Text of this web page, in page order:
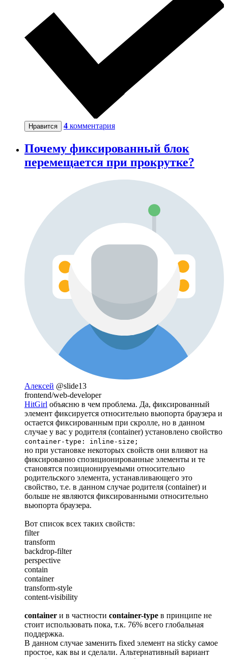
Нравится 4 комментария
Почему фиксированный блок
перемещается при прокрутке?
Алексей @slide13
frontend/web-developer
HitGirl объясню в чем проблема. Да, фиксированный
элемент фиксируется относительно вьюпорта браузера и
остается фиксированным при скролле, но в данном
случае у вас у родителя (container) установлено свойство
container-type: inline-size;
но при установке некоторых свойств они влияют на
фиксированно спозиционированные элементы и те
становятся позиционируемыми относительно
родительского элемента, устанавливающего это
свойство, т.е. в данном случае родителя (container) и
больше не являются фиксированными относительно
вьюпорта браузера.
Вот список всех таких свойств:
filter
transform
backdrop-filter
perspective
contain
container
transform-style
content-visibility
container и в частности container-type в принципе не
стоит использовать пока, т.к. 76% всего глобальная
поддержка.
В данном случае заменить fixed элемент на sticky самое
простое, как вы и сделали. Альтернативный вариант